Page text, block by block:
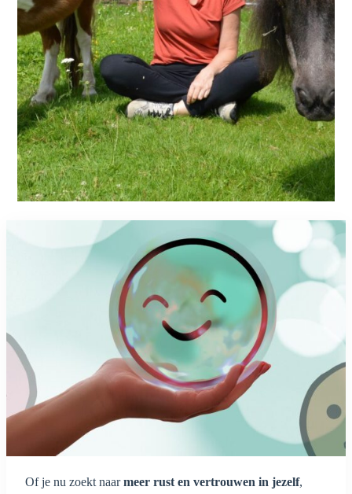
Of je nu zoekt naarmeer rust en vertrouwen in jezelf,